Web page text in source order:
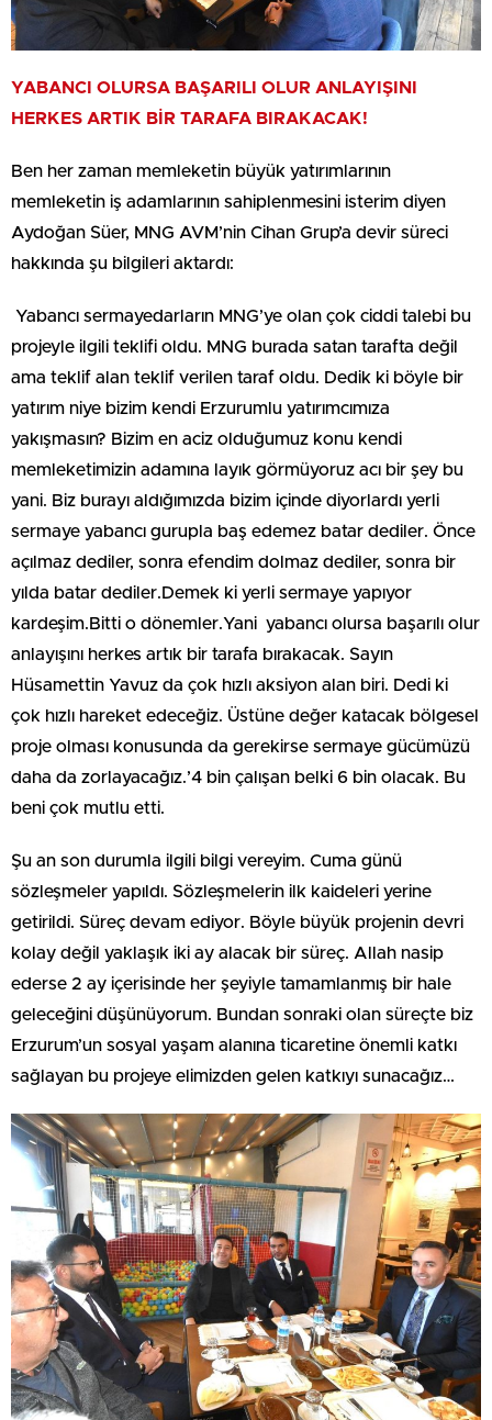
YABANCI OLURSA BAŞARILI OLUR ANLAYIŞINI
HERKES ARTIK BİR TARAFA BIRAKACAK!
Ben her zaman memleketin büyük yatırımlarının
memleketin iş adamlarının sahiplenmesini isterim diyen
Aydoğan Süer, MNG AVM’nin Cihan Grup’a devir süreci
hakkında şu bilgileri aktardı:
Yabancı sermayedarların MNG’ye olan çok ciddi talebi bu
projeyle ilgili teklifi oldu. MNG burada satan tarafta değil
ama teklif alan teklif verilen taraf oldu. Dedik ki böyle bir
yatırım niye bizim kendi Erzurumlu yatırımcımıza
yakışmasın? Bizim en aciz olduğumuz konu kendi
memleketimizin adamına layık görmüyoruz acı bir şey bu
yani. Biz burayı aldığımızda bizim içinde diyorlardı yerli
sermaye yabancı gurupla baş edemez batar dediler. Önce
açılmaz dediler, sonra efendim dolmaz dediler, sonra bir
yılda batar dediler.Demek ki yerli sermaye yapıyor
kardeşim.Bitti o dönemler.Yani yabancı olursa başarılı olur
anlayışını herkes artık bir tarafa bırakacak. Sayın
Hüsamettin Yavuz da çok hızlı aksiyon alan biri. Dedi ki
çok hızlı hareket edeceğiz. Üstüne değer katacak bölgesel
proje olması konusunda da gerekirse sermaye gücümüzü
daha da zorlayacağız.’4 bin çalışan belki 6 bin olacak. Bu
beni çok mutlu etti.
Şu an son durumla ilgili bilgi vereyim. Cuma günü
sözleşmeler yapıldı. Sözleşmelerin ilk kaideleri yerine
getirildi. Süreç devam ediyor. Böyle büyük projenin devri
kolay değil yaklaşık iki ay alacak bir süreç. Allah nasip
ederse 2 ay içerisinde her şeyiyle tamamlanmış bir hale
geleceğini düşünüyorum. Bundan sonraki olan süreçte biz
Erzurum’un sosyal yaşam alanına ticaretine önemli katkı
sağlayan bu projeye elimizden gelen katkıyı sunacağız…